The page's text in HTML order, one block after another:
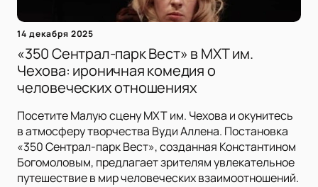
14 декабря 2025
«350 Сентрал-парк Вест» в МХТ им.
Чехова: ироничная комедия о
человеческих отношениях
Посетите Малую сцену МХТ им. Чехова и окунитесь
в атмосферу творчества Вуди Аллена. Постановка
«350 Сентрал-парк Вест», созданная Константином
Богомоловым, предлагает зрителям увлекательное
путешествие в мир человеческих взаимоотношений.